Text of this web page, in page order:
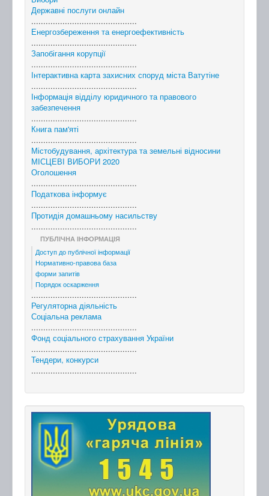
Державні послуги онлайн
............................................
Енергозбереження та енергоефективність
............................................
Запобігання корупції
............................................
Інтерактивна карта захисних споруд міста Ватутіне
............................................
Інформація відділу юридичного та правового
забезпечення
............................................
Книга пам'яті
............................................
Містобудування, архітектура та земельні відносини
МІСЦЕВІ ВИБОРИ 2020
Оголошення
............................................
Податкова інформує
............................................
Протидія домашньому насильству
............................................
ПУБЛІЧНА ІНФОРМАЦІЯ
Доступ до публічної інформації
Нормативно-правова база
форми запитів
Порядок оскарження
............................................
Регуляторна діяльність
Соціальна реклама
............................................
Фонд соціального страхування України
............................................
Тендери, конкурси
............................................